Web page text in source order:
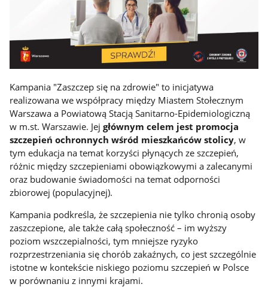
Kampania "Zaszczep się na zdrowie" to inicjatywa
realizowana we współpracy między Miastem Stołecznym
Warszawa a Powiatową Stacją Sanitarno-Epidemiologiczną
w m.st. Warszawie. Jejgłównym celem jest promocja
szczepień ochronnych wśród mieszkańców stolicy, w
tym edukacja na temat korzyści płynących ze szczepień,
różnic między szczepieniami obowiązkowymi a zalecanymi
oraz budowanie świadomości na temat odporności
zbiorowej (populacyjnej).
Kampania podkreśla, że szczepienia nie tylko chronią osoby
zaszczepione, ale także całą społeczność – im wyższy
poziom wszczepialności, tym mniejsze ryzyko
rozprzestrzeniania się chorób zakaźnych, co jest szczególnie
istotne w kontekście niskiego poziomu szczepień w Polsce
w porównaniu z innymi krajami.